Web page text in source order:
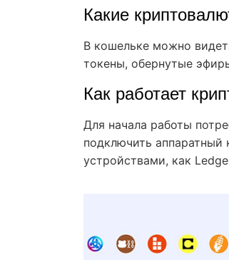
Какие
В кошельке можно
токены, обернутые
Как работает
Для начала работы
подключить аппаратный
устройствами, как